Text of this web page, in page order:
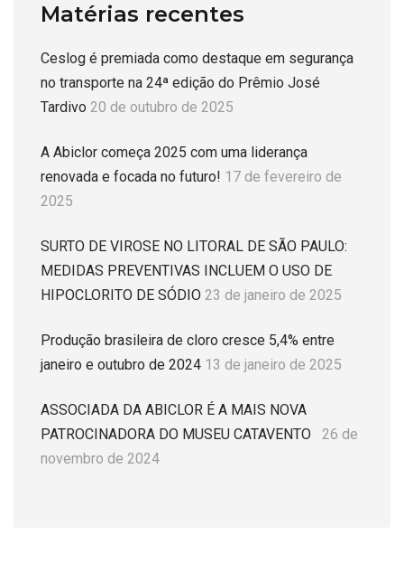
Matérias recentes
Ceslog é premiada como destaque em segurança
no transporte na 24ª edição do Prêmio José
Tardivo 20 de outubro de 2025
A Abiclor começa 2025 com uma liderança
renovada e focada no futuro! 17 de fevereiro de
2025
SURTO DE VIROSE NO LITORAL DE SÃO PAULO:
MEDIDAS PREVENTIVAS INCLUEM O USO DE
HIPOCLORITO DE SÓDIO 23 de janeiro de 2025
Produção brasileira de cloro cresce 5,4% entre
janeiro e outubro de 2024 13 de janeiro de 2025
ASSOCIADA DA ABICLOR É A MAIS NOVA
PATROCINADORA DO MUSEU CATAVENTO
26 de
novembro de 2024